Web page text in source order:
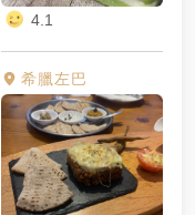
4.1
希臘左巴